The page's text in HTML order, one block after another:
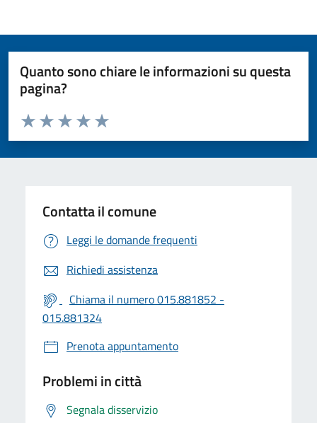
Quanto sono chiare le informazioni su questa
pagina?
Valuta da 1 a 5 stelle la pagina
Valuta 5 stelle su 5
Valuta 4 stelle su 5
Valuta 3 stelle su 5
Valuta 2 stelle su 5
Valuta 1 stelle su 5
Contatta il comune
Leggi le domande frequenti
Richiedi assistenza
Chiama il numero 015.881852 -
015.881324
Prenota appuntamento
Problemi in città
Segnala disservizio